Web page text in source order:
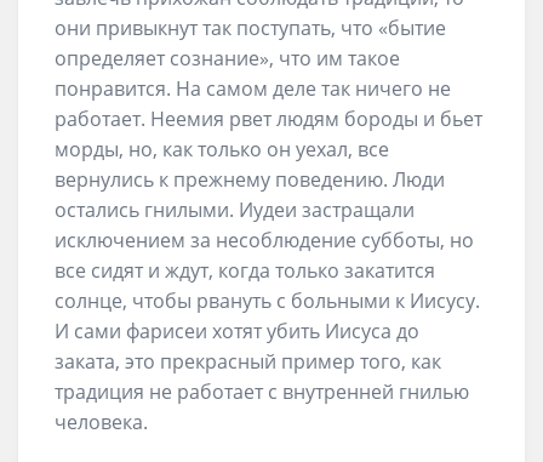
они привыкнут так поступать, что «бытие
определяет сознание», что им такое
понравится. На самом деле так ничего не
работает. Неемия рвет людям бороды и бьет
морды, но, как только он уехал, все
вернулись к прежнему поведению. Люди
остались гнилыми. Иудеи застращали
исключением за несоблюдение субботы, но
все сидят и ждут, когда только закатится
солнце, чтобы рвануть с больными к Иисусу.
И сами фарисеи хотят убить Иисуса до
заката, это прекрасный пример того, как
традиция не работает с внутренней гнилью
человека.